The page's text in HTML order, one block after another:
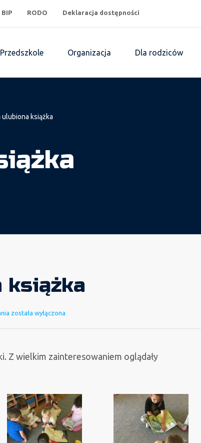
BIP RODO Deklaracja dostępności
Przedszkole Organizacja Dla rodziców
ulubiona książka
książka
Moja
została wyłączona
Z wielkim zainteresowaniem oglądały